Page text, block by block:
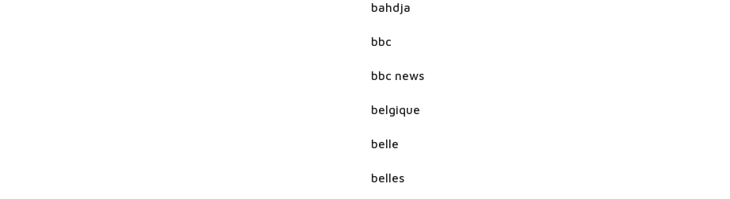
bahdja
bbc
bbc news
belgique
belle
belles